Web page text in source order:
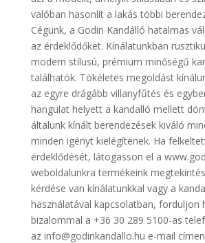
valóban hasonlít a lakás többi
Cégünk, a Godin Kandálló hatalmas
az érdeklődőket. Kínálatunkban
modern stílusú, prémium minőségű
találhatók. Tökéletes megoldást
az egyre drágább villanyfűtés és
hangulat helyett a kandalló mellett
általunk kínált berendezések kiváló
minden igényt kielégítenek. Ha
érdeklődését, látogasson el a
weboldalunkra termékeink
kérdése van kínálatunkkal vagy a
használatával kapcsolatban, forduljon
bizalommal a +36 30 289 5100-as
az info@godinkandallo.hu e-mail